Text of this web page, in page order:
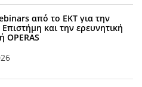
από το ΕΚΤ για την
Επιστήμη και την ερευνητική
OPERAS